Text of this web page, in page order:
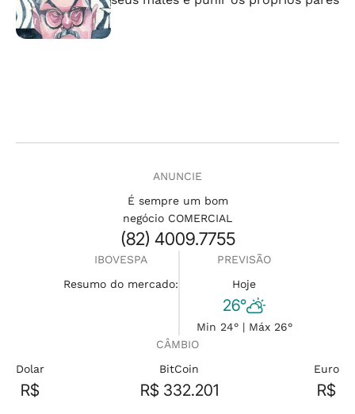
ANUNCIE
É sempre um bom
negócio COMERCIAL
(82) 4009.7755
IBOVESPA
Resumo do mercado:
PREVISÃO
Hoje
26°
Min 24° | Máx 26°
CÂMBIO
Dolar
R$
BitCoin
R$ 332.201
Euro
R$